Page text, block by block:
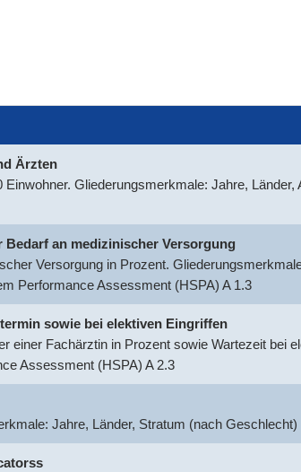
Ärzten
Gliederungsmerkmale: Jahre,
an medizinischer Versorgung
Versorgung in Prozent.
Performance Assessment (HSPA) A 1.3
sowie bei elektiven Eingriffen
einer Fachärztin in Prozent sowie Wartezeit bei
Assessment (HSPA) A 2.3
Jahre, Länder, Stratum (nach